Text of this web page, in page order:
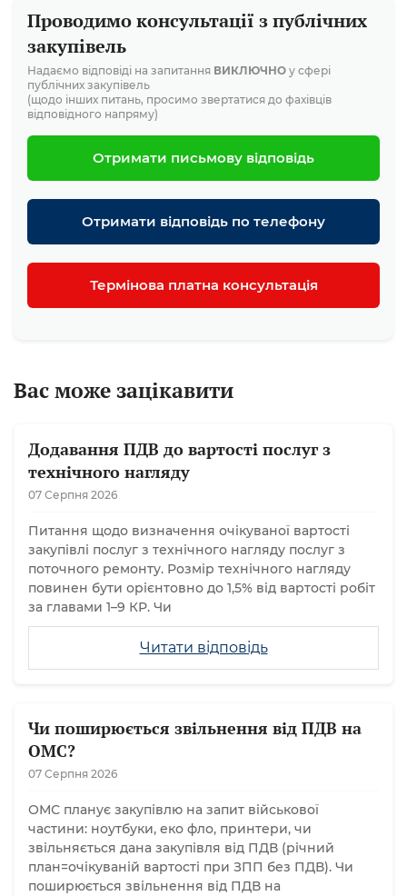
Проводимо консультації з публічних
закупівель
Надаємо відповіді на запитання ВИКЛЮЧНО у сфері
публічних закупівель
(щодо інших питань, просимо звертатися до фахівців
відповідного напряму)
Отримати письмову відповідь
Отримати відповідь по телефону
Термінова платна консультація
Вас може зацікавити
Додавання ПДВ до вартості послуг з
технічного нагляду
07 Серпня 2026
Читати відповідь
Питання щодо визначення очікуваної вартості
закупівлі послуг з технічного нагляду послуг з
поточного ремонту. Розмір технічного нагляду
повинен бути орієнтовно до 1,5% від вартості робіт
за главами 1–9 КР. Чи
Чи поширюється звільнення від ПДВ на
ОМС?
07 Серпня 2026
ОМС планує закупівлю на запит військової
частини: ноутбуки, еко фло, принтери, чи
звільняється дана закупівля від ПДВ (річний
план=очікуваній вартості при ЗПП без ПДВ). Чи
поширюється звільнення від ПДВ на